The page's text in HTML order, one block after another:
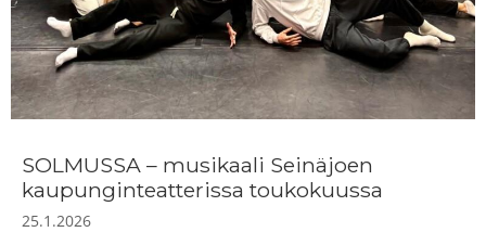
SOLMUSSA – musikaali Seinäjoen
kaupunginteatterissa toukokuussa
25.1.2026